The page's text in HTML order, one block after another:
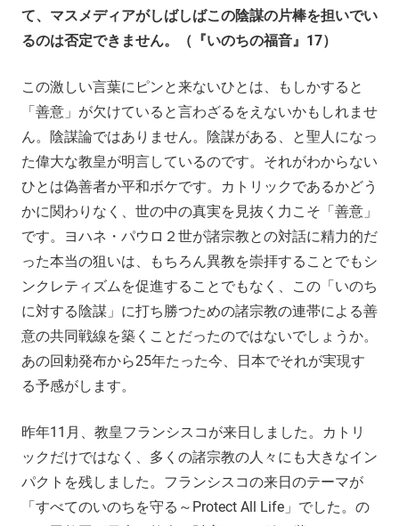
て、マスメディアがしばしばこの陰謀の片棒を担いでい
るのは否定できません。（『いのちの福音』17）
この激しい言葉にピンと来ないひとは、もしかすると
「善意」が欠けていると言わざるをえないかもしれませ
ん。陰謀論ではありません。陰謀がある、と聖人になっ
た偉大な教皇が明言しているのです。それがわからない
ひとは偽善者か平和ボケです。カトリックであるかどう
かに関わりなく、世の中の真実を見抜く力こそ「善意」
です。ヨハネ・パウロ２世が諸宗教との対話に精力的だ
った本当の狙いは、もちろん異教を崇拝することでもシ
ンクレティズムを促進することでもなく、この「いのち
に対する陰謀」に打ち勝つための諸宗教の連帯による善
意の共同戦線を築くことだったのではないでしょうか。
あの回勅発布から25年たった今、日本でそれが実現す
る予感がします。
昨年11月、教皇フランシスコが来日しました。カトリ
ックだけではなく、多くの諸宗教の人々にも大きなイン
パクトを残しました。フランシスコの来日のテーマが
「すべてのいのちを守る～Protect All Life」でした。の